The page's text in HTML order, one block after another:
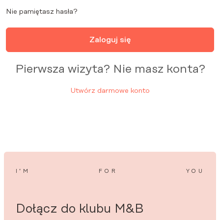
Nie pamiętasz hasła?
Zaloguj się
Pierwsza wizyta? Nie masz konta?
Utwórz darmowe konto
I’M FOR YOU
Dołącz do klubu M&B